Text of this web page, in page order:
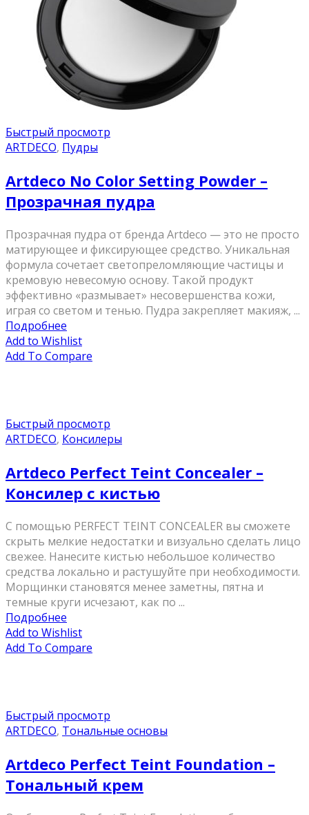
Быстрый просмотр
ARTDECO, Пудры
Artdeco No Color Setting Powder –
Прозрачная пудра
Прозрачная пудра от бренда Artdeco — это не просто
матирующее и фиксирующее средство. Уникальная
формула сочетает светопреломляющие частицы и
кремовую невесомую основу. Такой продукт
эффективно «размывает» несовершенства кожи,
играя со светом и тенью. Пудра закрепляет макияж, ...
Подробнее
Add to Wishlist
Add To Compare
Быстрый просмотр
ARTDECO, Консилеры
Artdeco Perfect Teint Concealer –
Консилер с кистью
С помощью PERFECT TEINT CONCEALER вы сможете
скрыть мелкие недостатки и визуально сделать лицо
свежее. Нанесите кистью небольшое количество
средства локально и растушуйте при необходимости.
Морщинки становятся менее заметны, пятна и
темные круги исчезают, как по ...
Подробнее
Add to Wishlist
Add To Compare
Быстрый просмотр
ARTDECO, Тональные основы
Artdeco Perfect Teint Foundation –
Тональный крем